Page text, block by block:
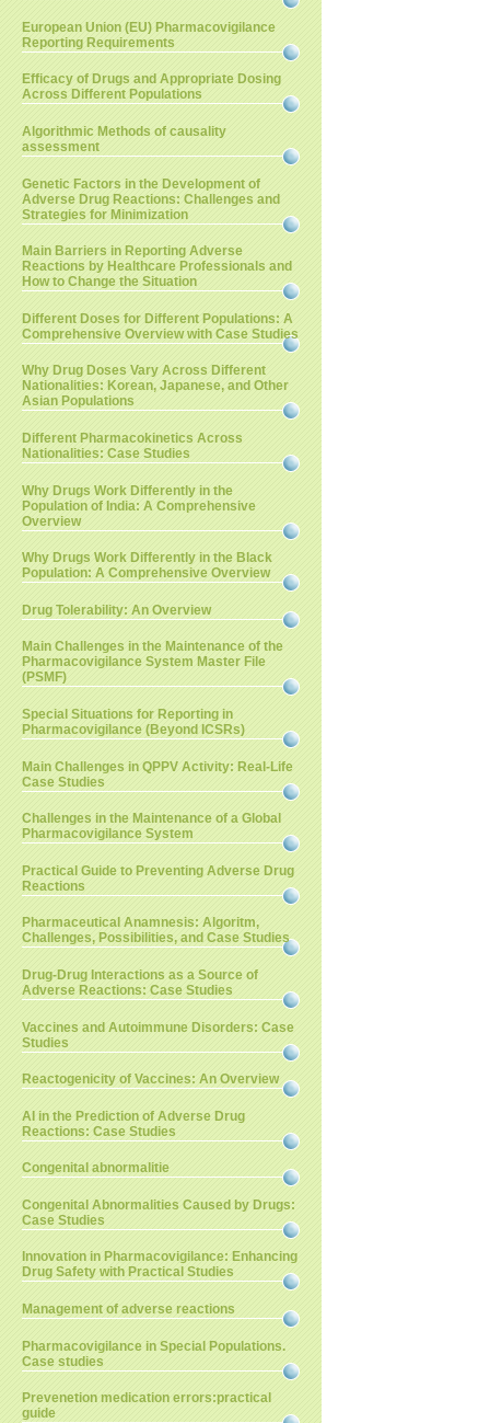
European Union (EU) Pharmacovigilance
Reporting Requirements
Efficacy of Drugs and Appropriate Dosing
Across Different Populations
Algorithmic Methods of causality
assessment
Genetic Factors in the Development of
Adverse Drug Reactions: Challenges and
Strategies for Minimization
Main Barriers in Reporting Adverse
Reactions by Healthcare Professionals and
How to Change the Situation
Different Doses for Different Populations: A
Comprehensive Overview with Case Studies
Why Drug Doses Vary Across Different
Nationalities: Korean, Japanese, and Other
Asian Populations
Different Pharmacokinetics Across
Nationalities: Case Studies
Why Drugs Work Differently in the
Population of India: A Comprehensive
Overview
Why Drugs Work Differently in the Black
Population: A Comprehensive Overview
Drug Tolerability: An Overview
Main Challenges in the Maintenance of the
Pharmacovigilance System Master File
(PSMF)
Special Situations for Reporting in
Pharmacovigilance (Beyond ICSRs)
Main Challenges in QPPV Activity: Real-Life
Case Studies
Challenges in the Maintenance of a Global
Pharmacovigilance System
Practical Guide to Preventing Adverse Drug
Reactions
Pharmaceutical Anamnesis: Algoritm,
Challenges, Possibilities, and Case Studies
Drug-Drug Interactions as a Source of
Adverse Reactions: Case Studies
Vaccines and Autoimmune Disorders: Case
Studies
Reactogenicity of Vaccines: An Overview
AI in the Prediction of Adverse Drug
Reactions: Case Studies
Congenital abnormalitie
Congenital Abnormalities Caused by Drugs:
Case Studies
Innovation in Pharmacovigilance: Enhancing
Drug Safety with Practical Studies
Management of adverse reactions
Pharmacovigilance in Special Populations.
Case studies
Prevenetion medication errors:practical
guide